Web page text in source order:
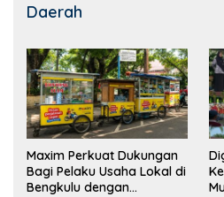
Daerah
Maxim Perkuat Dukungan
Bagi Pelaku Usaha Lokal di
Bengkulu dengan